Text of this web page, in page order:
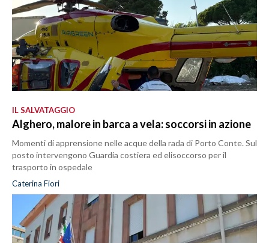
IL SALVATAGGIO
Alghero, malore in barca a vela: soccorsi in azione
Momenti di apprensione nelle acque della rada di Porto Conte. Sul
posto intervengono Guardia costiera ed elisoccorso per il
trasporto in ospedale
Caterina Fiori